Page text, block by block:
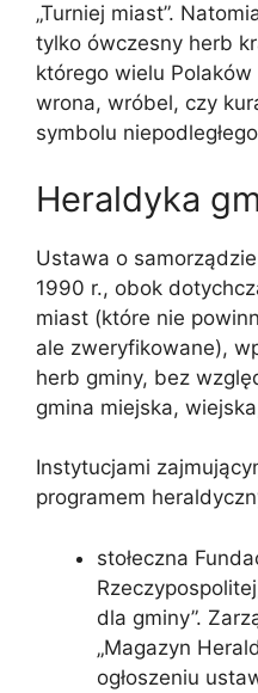
„Turniej miast”.
tylko ówczesny herb
którego wielu Polaków
wrona, wróbel, czy
symbolu
Heraldyka
Ustawa o
1990 r., obok
miast (które nie
ale zweryfikowane),
herb gminy, bez
gmina miejska,
Instytucjami
programem
stołeczna
dla gminy”.
„Magazyn
ogłoszeniu